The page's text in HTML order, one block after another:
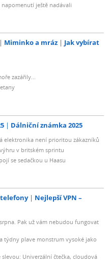
ještě nadávali
Miminko a mráz
Jak vybírat
zazářily...
Dálniční známka 2025
elektronika není prioritou zákazníků
v britském sprintu
se sedačkou u Haasu
Nejlepší VPN –
Pak už vám nebudou fungovat
týdny plave monstrum vysoké jako
Univerzální čtečka, cloudová